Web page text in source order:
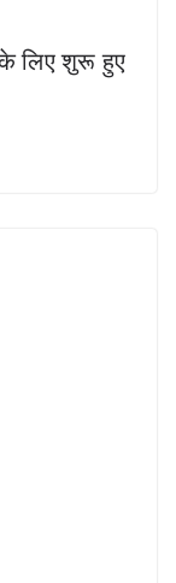
के लिए शुरू हुए